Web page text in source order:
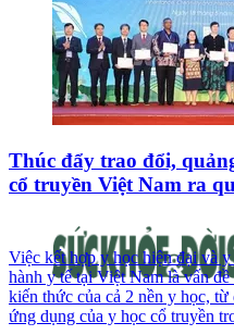
Thúc đẩy trao đổi,
cổ truyền Việt Nam ra
Việc kết hợp y học hiện đại và
hành y tế tại Việt Nam là vấn
kiến thức của cả 2 nền y học, từ
ứng dụng của y học cổ truyền